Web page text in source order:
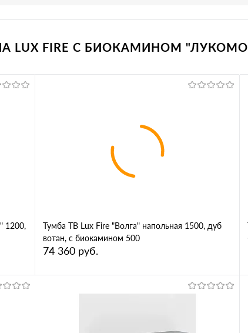
FIRE С БИОКАМИНОМ
1200,
Тумба ТВ Lux Fire "Волга" напольная 1500, дуб
вотан, с биокамином 500
74 360 руб.
Сравнение